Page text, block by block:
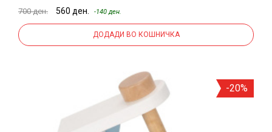
700 ден. 560 ден. -140 ден.
ДОДАДИ ВО КОШНИЧКА
-20%